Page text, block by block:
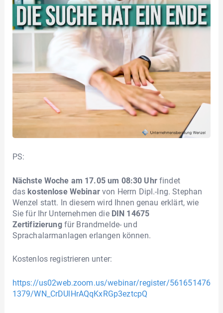
PS:
Nächste Woche am 17.05 um 08:30 Uhrfindet
das kostenlose Webinarvon Herrn Dipl.-Ing. Stephan
Wenzel statt. In diesem wird Ihnen genau erklärt, wie
Sie für Ihr Unternehmen die DIN 14675
Zertifizierungfür Brandmelde- und
Sprachalarmanlagen erlangen können.
Kostenlos registrieren unter:
https://us02web.zoom.us/webinar/register/561651476
1379/WN_CrDUlHrAQqKxRGp3eztcpQ